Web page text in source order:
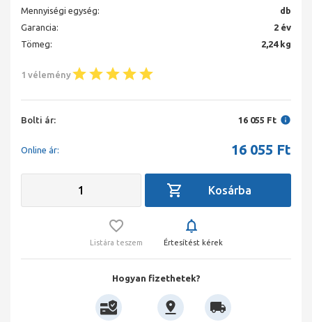
Mennyiségi egység:
db
Garancia:
2 év
Tömeg:
2,24 kg
1 vélemény
Bolti ár: 16 055 Ft
Online ár: 16 055 Ft
Listára teszem Értesítést kérek
Hogyan fizethetek?